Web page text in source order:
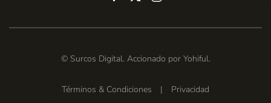
© Surcos Digital. Accionado por Yohiful.
Términos & Condiciones | Privacidad